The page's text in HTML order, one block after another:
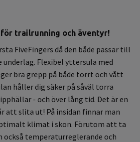
trailrunning och äventyr!
FiveFingers då den både passar till
Flexibel yttersula med
bra grepp på både torrt och vått
håller dig säker på såväl torra
- och över lång tid. Det är en
att slita ut! På insidan finnar man
klimat i skon. Förutom att ta
också temperaturreglerande och